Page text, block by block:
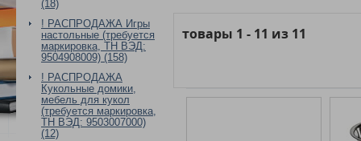
(18)
! РАСПРОДАЖА Игры
настольные (требуется
маркировка, ТН ВЭД:
9504908009) (158)
! РАСПРОДАЖА
Кукольные домики,
мебель для кукол
(требуется маркировка,
ТН ВЭД: 9503007000)
(12)
товары 1 - 11 из 11